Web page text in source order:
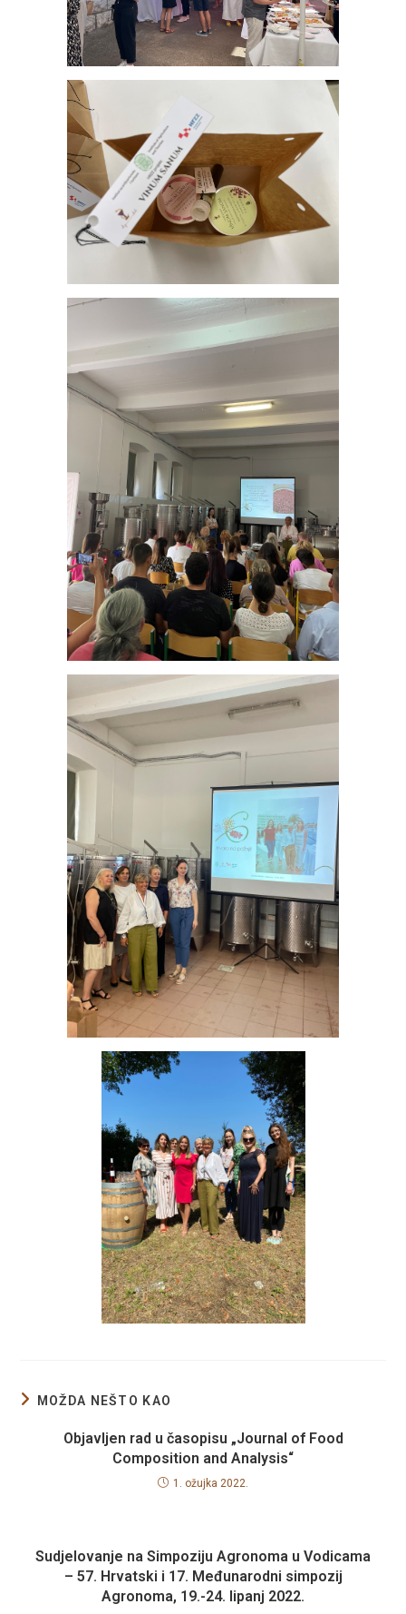
MOŽDA NEŠTO KAO
Objavljen rad u časopisu „Journal of Food
Composition and Analysis“
1. ožujka 2022.
Sudjelovanje na Simpoziju Agronoma u Vodicama
– 57. Hrvatski i 17. Međunarodni simpozij
Agronoma, 19.-24. lipanj 2022.